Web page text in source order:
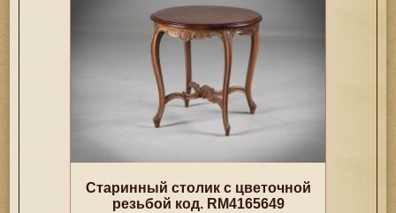
Старинный столик с цветочной
резьбой код. RM4165649